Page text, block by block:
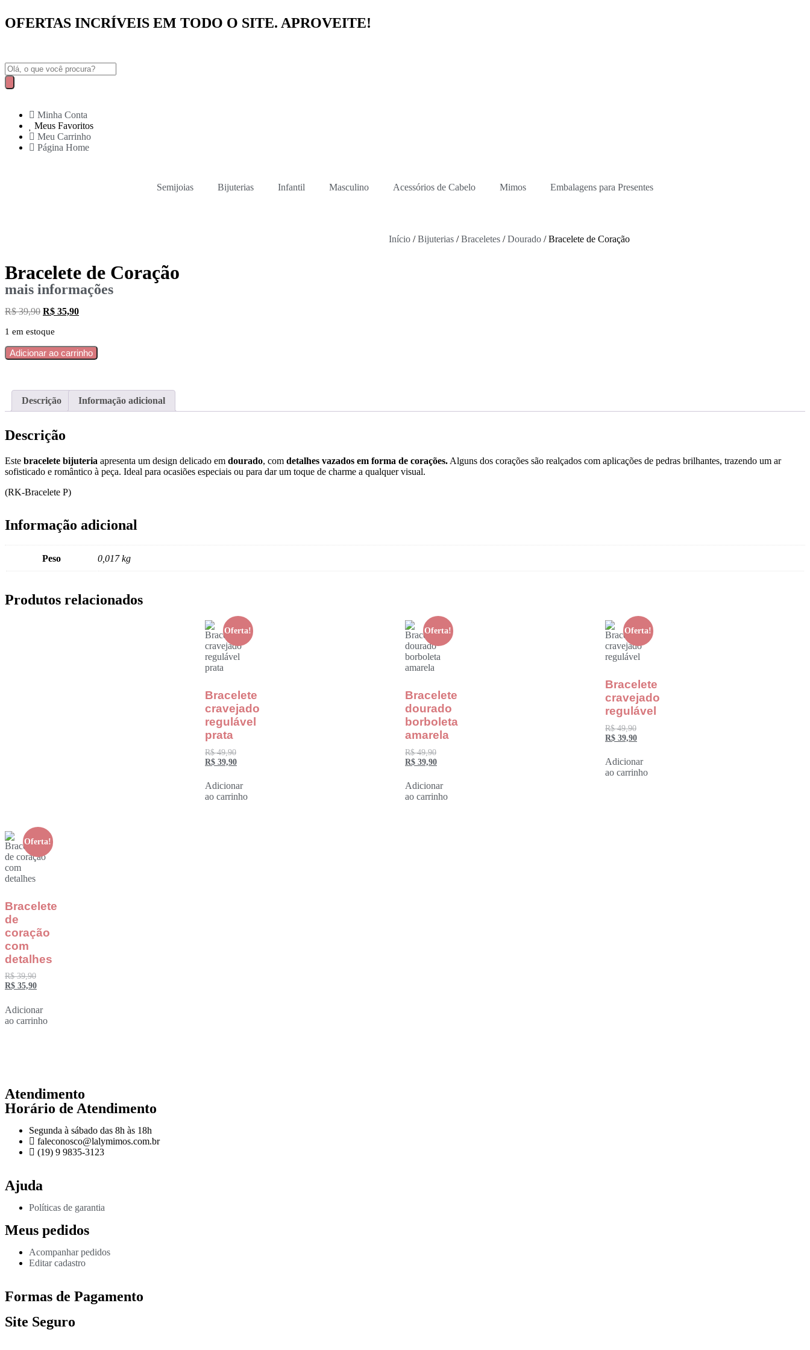
OFERTAS INCRÍVEIS EM TODO O SITE. APROVEITE!
Minha Conta
Meus Favoritos
Meu Carrinho
Página Home
Semijoias Bijuterias Infantil Masculino Acessórios de Cabelo Mimos Embalagens para Presentes
Início /Bijuterias /Braceletes /Dourado / Bracelete de Coração
Bracelete de Coração
mais informações
R$39,90 R$ 35,90
1 em estoque
Adicionar ao carrinho
Descrição Informação adicional
Descrição
Este bracelete bijuteria apresenta um design delicado em dourado, com detalhes vazados em forma de corações. Alguns dos corações são realçados com aplicações de pedras brilhantes, trazendo um ar
sofisticado e romântico à peça. Ideal para ocasiões especiais ou para dar um toque de charme a qualquer visual.
(RK-Bracelete P)
Informação adicional
Peso 0,017 kg
Produtos relacionados
Oferta!
Bracelete
cravejado
regulável
prata
R$49,90
R$ 39,90
Adicionar
ao carrinho
Oferta!
Bracelete
dourado
borboleta
amarela
R$49,90
R$ 39,90
Adicionar
ao carrinho
Oferta!
Bracelete
cravejado
regulável
R$49,90
R$ 39,90
Adicionar
ao carrinho
Oferta!
Bracelete
de
coração
com
detalhes
R$39,90
R$ 35,90
Adicionar
ao carrinho
Atendimento
Horário de Atendimento
Segunda à sábado das 8h às 18h
faleconosco@lalymimos.com.br
(19) 9 9835-3123
Ajuda
Políticas de garantia
Meus pedidos
Acompanhar pedidos
Editar cadastro
Formas de Pagamento
Site Seguro